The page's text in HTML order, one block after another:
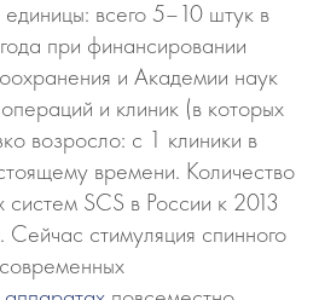
всего 5–10 штук в
при финансировании
и Академии наук
и клиник (в которых
возросло: с 1 клиники в
времени. Количество
SCS в России к 2013
стимуляция спинного